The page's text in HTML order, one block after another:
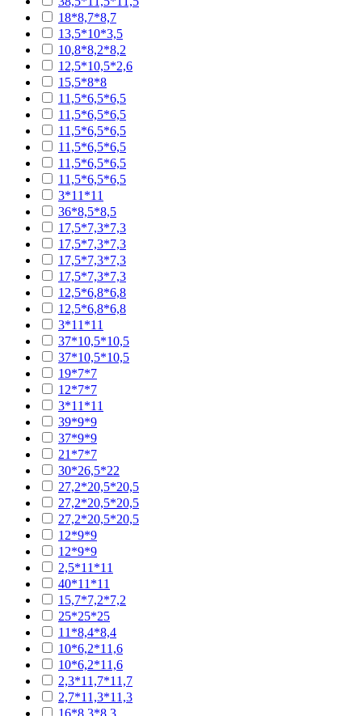
18*8,7*8,7
13,5*10*3,5
10,8*8,2*8,2
12,5*10,5*2,6
15,5*8*8
11,5*6,5*6,5
11,5*6,5*6,5
11,5*6,5*6,5
11,5*6,5*6,5
11,5*6,5*6,5
11,5*6,5*6,5
3*11*11
36*8,5*8,5
17,5*7,3*7,3
17,5*7,3*7,3
17,5*7,3*7,3
17,5*7,3*7,3
12,5*6,8*6,8
12,5*6,8*6,8
3*11*11
37*10,5*10,5
37*10,5*10,5
19*7*7
12*7*7
3*11*11
39*9*9
37*9*9
21*7*7
30*26,5*22
27,2*20,5*20,5
27,2*20,5*20,5
27,2*20,5*20,5
12*9*9
12*9*9
2,5*11*11
40*11*11
15,7*7,2*7,2
25*25*25
11*8,4*8,4
10*6,2*11,6
10*6,2*11,6
2,3*11,7*11,7
2,7*11,3*11,3